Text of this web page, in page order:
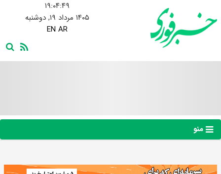
۱۹:۰۴:۴۹
۱۴۰۵ مرداد ۱۹, دوشنبه
EN AR
منو